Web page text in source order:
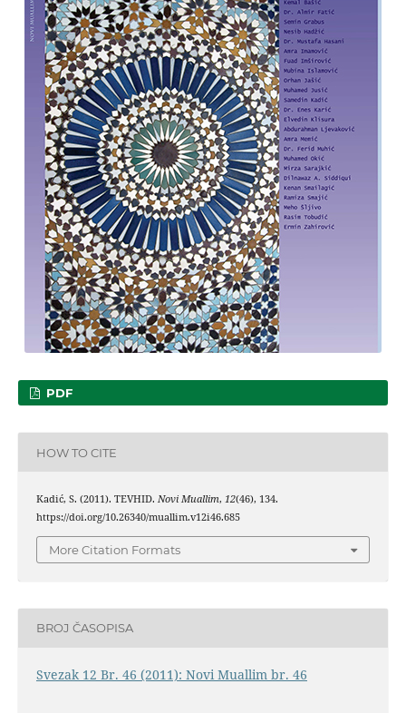
PDF
HOW TO CITE
Kadić, S. (2011). TEVHID. Novi Muallim, 12(46), 134.
https://doi.org/10.26340/muallim.v12i46.685
More Citation Formats
BROJ ČASOPISA
Svezak 12 Br. 46 (2011): Novi Muallim br. 46